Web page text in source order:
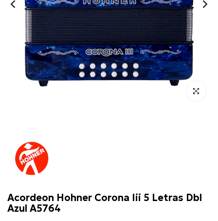
Click para
Acordeon Hohner Corona Iii 5 Letras Dbl
Azul A5764